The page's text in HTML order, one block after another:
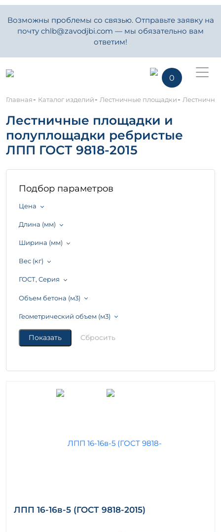
Возможны проблемы со связью. Отправьте заявку на
почту chlb@zavodjbi.com — мы обязательно вам
ответим!
0
Главная- Каталог изделий- Лестничные площадки-
Лестничные площадки и
полуплощадки ребристые
ЛПП ГОСТ 9818-2015
Подбор параметров
Цена
Длина (мм)
Ширина (мм)
Вес (кг)
ГОСТ, Серия
Объем бетона (м3)
Геометрический объем (м3)
ЛПП 16-16в-5 (ГОСТ 9818-2015)